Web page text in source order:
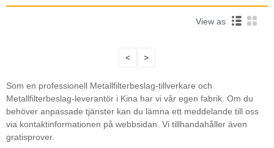
View as
< >
Som en professionell Metallfilterbeslag-tillverkare och
Metallfilterbeslag-leverantör i Kina har vi vår egen fabrik. Om du
behöver anpassade tjänster kan du lämna ett meddelande till oss
via kontaktinformationen på webbsidan. Vi tillhandahåller även
gratisprover.